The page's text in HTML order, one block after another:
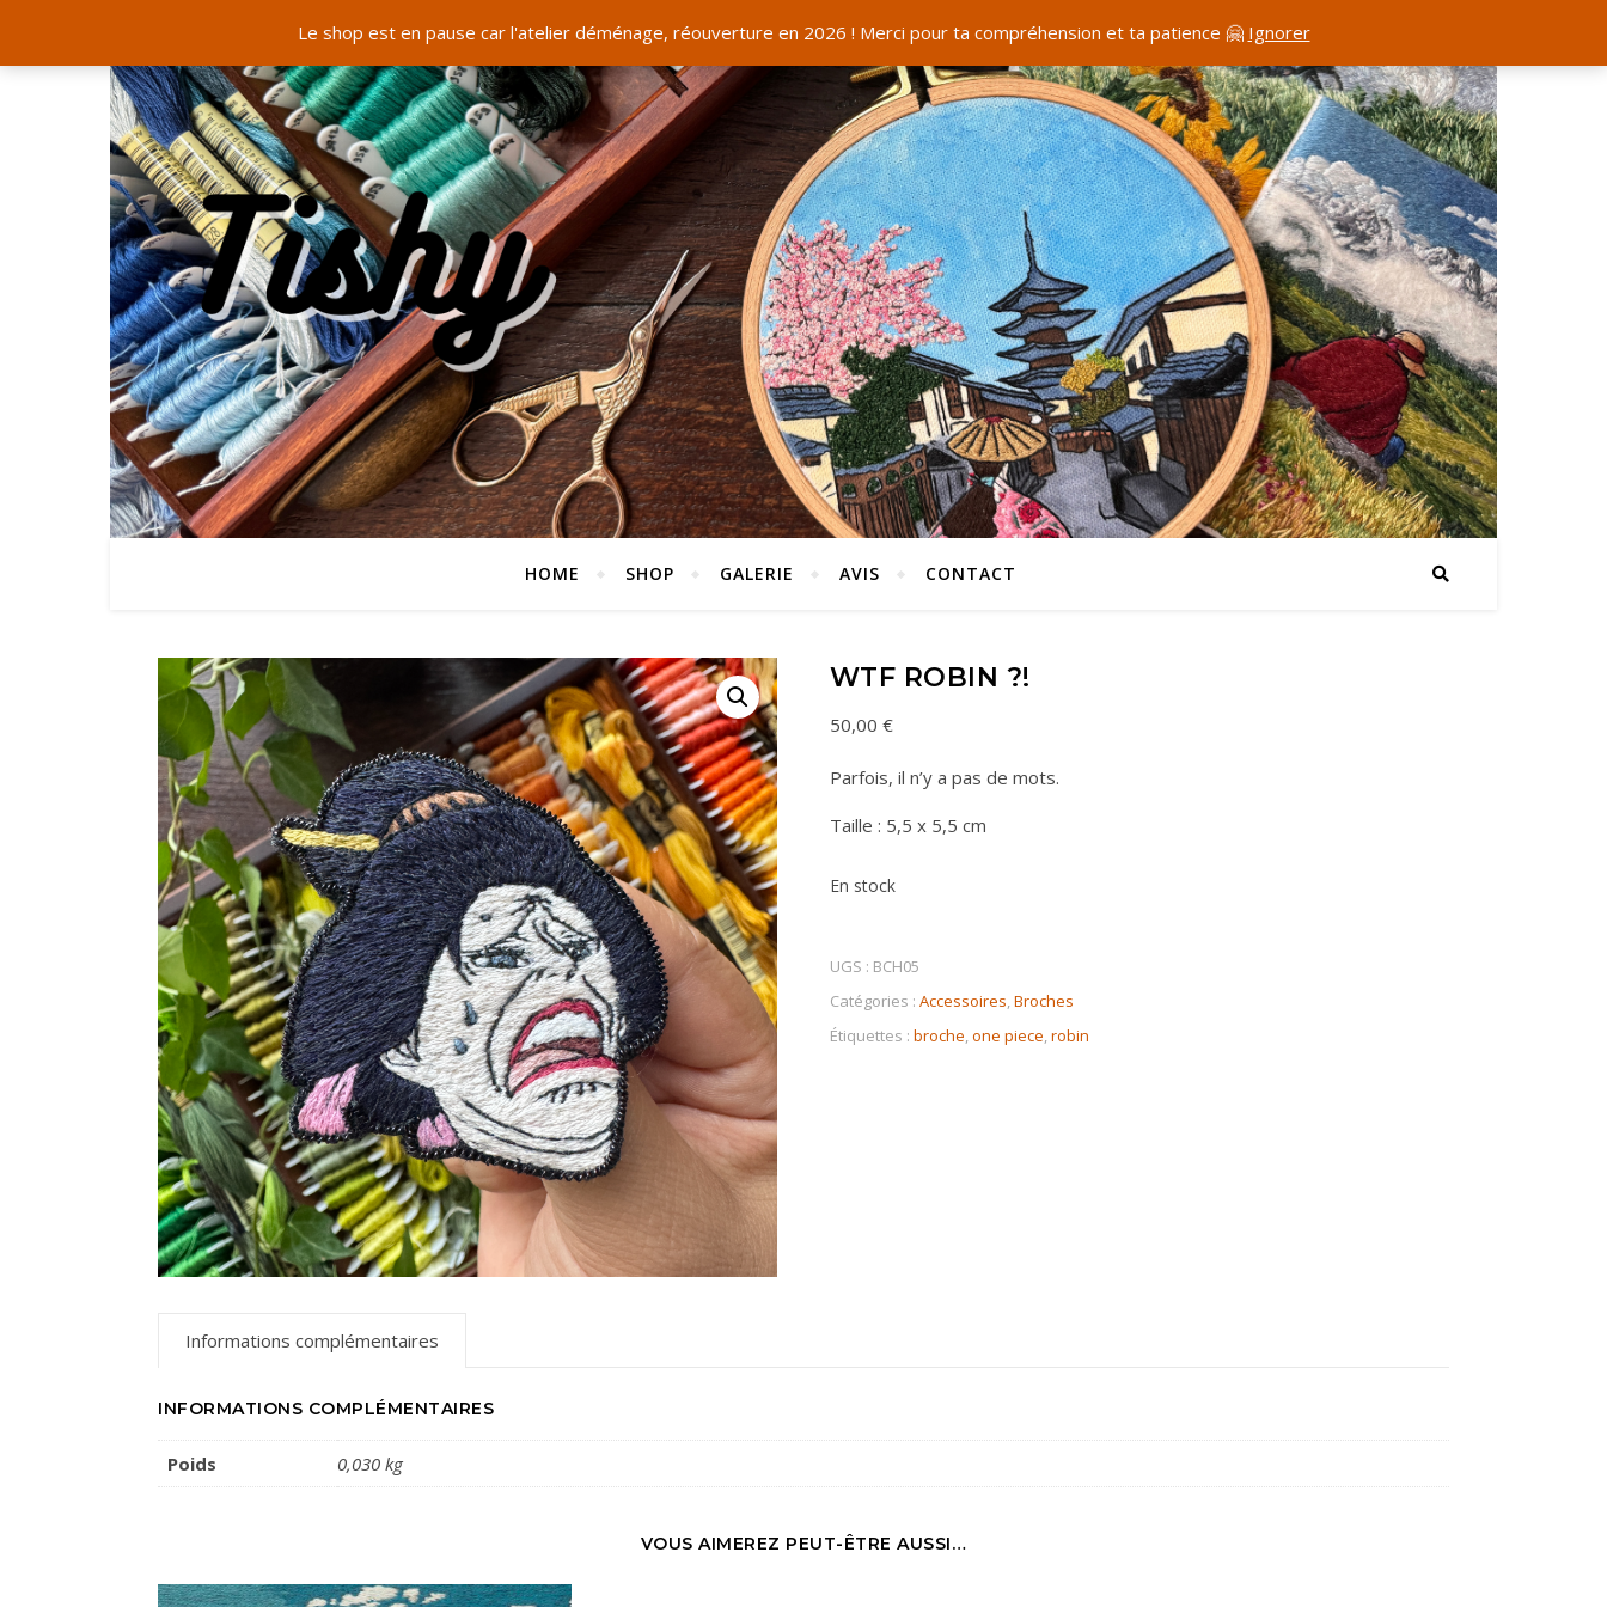
Le shop est en pause car l'atelier déménage, réouverture en 2026 ! Merci pour ta compréhension et ta patience 🤗 Ignorer
HOME SHOP GALERIE AVIS CONTACT
WTF ROBIN ?!
50,00 €
Parfois, il n’y a pas de mots.
Taille : 5,5 x 5,5 cm
En stock
UGS : BCH05
Catégories : Accessoires,Broches
Étiquettes : broche,one piece,robin
Informations complémentaires
INFORMATIONS COMPLÉMENTAIRES
Poids 0,030 kg
VOUS AIMEREZ PEUT-ÊTRE AUSSI…